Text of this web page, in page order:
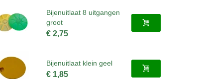
Bijenuitlaat 8 uitgangen
groot
€ 2,75
Bijenuitlaat klein geel
€ 1,85